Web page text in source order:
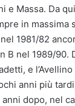
e Massa. Da
in massima
1981/82
nel 1989/90.
e
anni più
dopo, nel